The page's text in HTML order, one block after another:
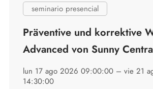
seminario presencial
Präventive und korrektive
Advanced von Sunny
lun 17 ago 2026 09:00:00 – vie 21
14:30:00